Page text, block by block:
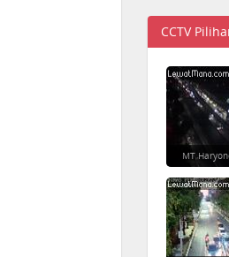
CCTV
MT